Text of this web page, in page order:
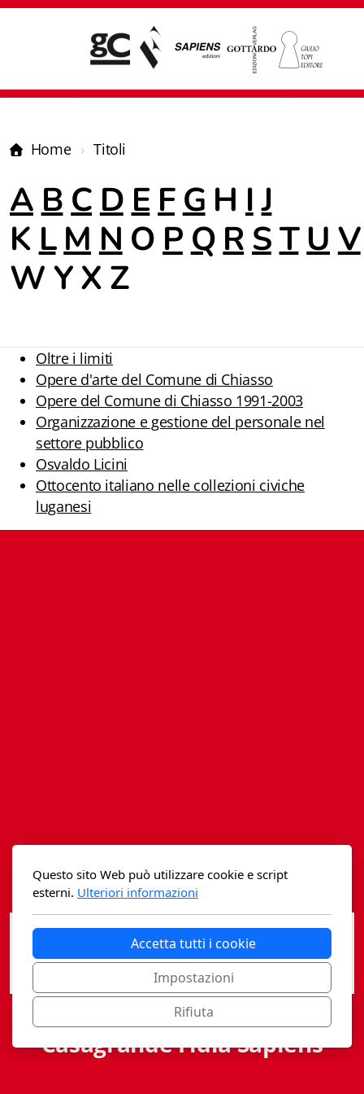
Home Titoli
ABCDEFGH IJ
KLMNOPQRSTUV
W Y X Z
Oltre i limiti
Opere d'arte del Comune di Chiasso
Opere del Comune di Chiasso 1991-2003
Organizzazione e gestione del personale nel
settore pubblico
Osvaldo Licini
Ottocento italiano nelle collezioni civiche
luganesi
Casagrande Fidia Sapiens
Questo sito Web può utilizzare cookie e script
esterni. Ulteriori informazioni
Accetta tutti i cookie
Impostazioni
Rifiuta
Giampiero Casagrande editore
Biblioteca letteraria Nord-Sud
Attualità & Studi
Collana di Lugano
Cymbae
Dibattiti & Documenti
Maestri della Pietra
Oltre le frontiere
Spyra
Testi scolastici
Varia